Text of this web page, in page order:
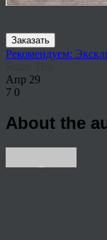
Заказать
Рекомендуем:
Апр 29
7 0
About the